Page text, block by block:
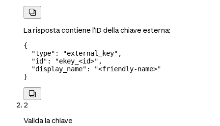

La risposta contiene l'ID della chiave esterna:
{
  "type"
: "external_key" ,
  "id"
: "ekey_<id>" ,
  "display_name"
:
"<friendly-name>"
}

2
Valida la chiave